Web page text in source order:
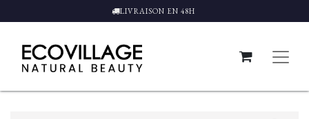
LIVRAISON EN 48H